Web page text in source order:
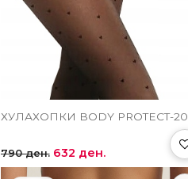
ХУЛАХОПКИ BODY PROTECT-20
790 ден. 632 ден.